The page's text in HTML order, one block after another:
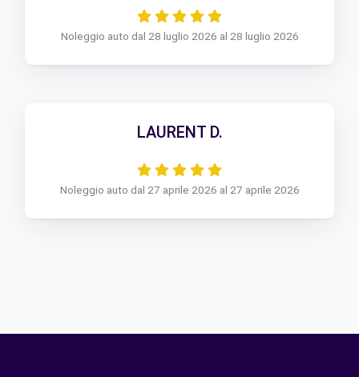
Noleggio auto dal 28 luglio 2026 al 28 luglio 2026
LAURENT D.
Noleggio auto dal 27 aprile 2026 al 27 aprile 2026